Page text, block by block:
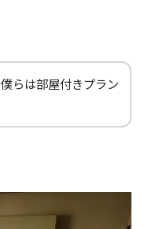
らは部屋付きプラン